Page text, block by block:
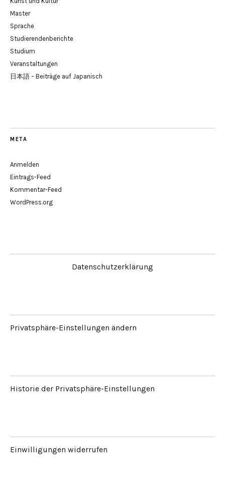
Master
Sprache
Studierendenberichte
Studium
Veranstaltungen
日本語 – Beiträge auf Japanisch
META
Anmelden
Eintrags-Feed
Kommentar-Feed
WordPress.org
Datenschutzerklärung
Privatsphäre-Einstellungen ändern
Historie der Privatsphäre-Einstellungen
Einwilligungen widerrufen